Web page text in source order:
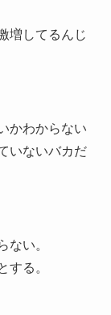
増してるんじ
かわからない
いないバカだ
ない。
する。